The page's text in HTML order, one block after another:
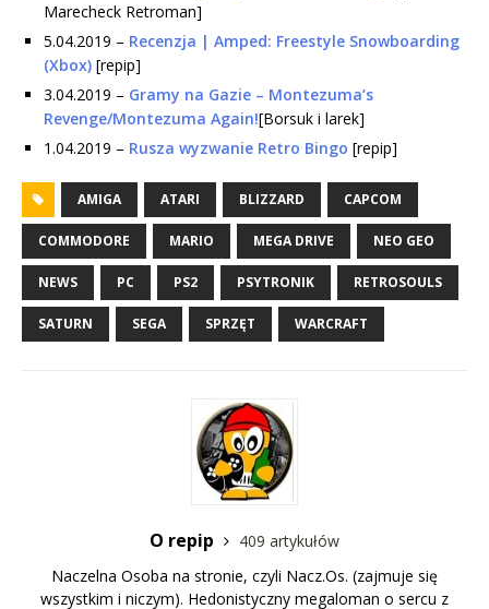
Marecheck Retroman]
5.04.2019 – Recenzja | Amped: Freestyle Snowboarding
(Xbox) [repip]
3.04.2019 – Gramy na Gazie – Montezuma’s
Revenge/Montezuma Again![Borsuk i larek]
1.04.2019 – Rusza wyzwanie Retro Bingo [repip]
AMIGA ATARI BLIZZARD CAPCOM
COMMODORE MARIO MEGA DRIVE NEO GEO
NEWS PC PS2 PSYTRONIK RETROSOULS
SATURN SEGA SPRZĘT WARCRAFT
O repip
409 artykułów
Naczelna Osoba na stronie, czyli Nacz.Os. (zajmuje się
wszystkim i niczym). Hedonistyczny megaloman o sercu z